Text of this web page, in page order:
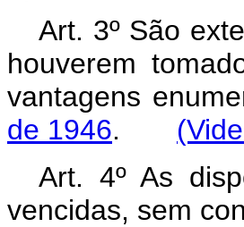
Art. 3º São
houverem
vantagens
de 1946.
Art. 4º As
vencidas, sem